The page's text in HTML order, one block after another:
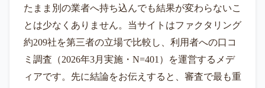
たまま別の業者へ持ち込んでも結果が変わらないこ
とは少なくありません。当サイトはファクタリング
約209社を第三者の立場で比較し、利用者への口コ
ミ調査（2026年3月実施・N=401）を運営するメデ
ィアです。先に結論をお伝えすると、審査で最も重